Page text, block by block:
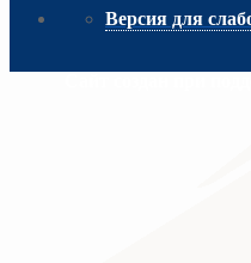
Версия для